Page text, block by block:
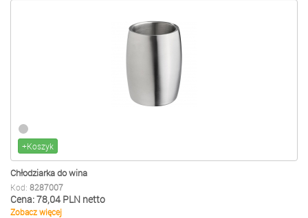
+Koszyk
Chłodziarka do wina
Kod: 8287007
Cena: 78,04 PLN netto
Zobacz więcej